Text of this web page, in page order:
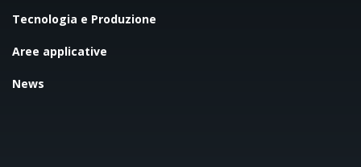
Tecnologia e Produzione
Aree applicative
News